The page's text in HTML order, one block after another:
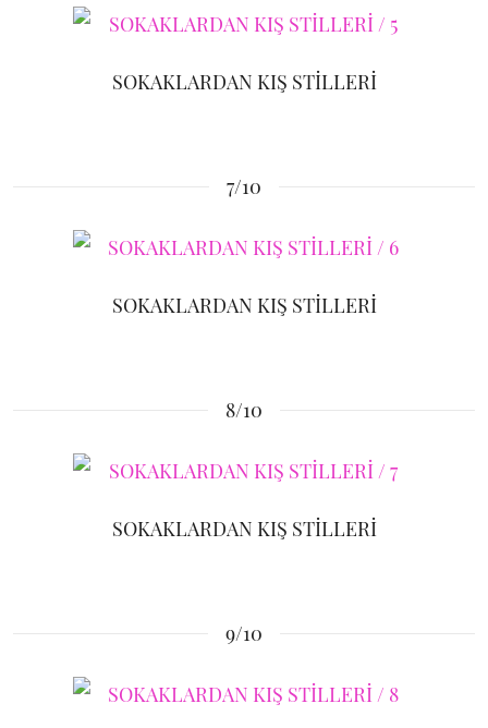
SOKAKLARDAN KIŞ STİLLERİ
7/10
SOKAKLARDAN KIŞ STİLLERİ
8/10
SOKAKLARDAN KIŞ STİLLERİ
9/10